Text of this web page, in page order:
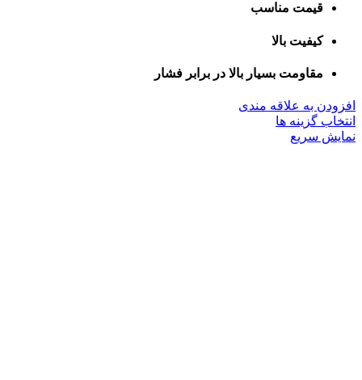
قیمت مناسب
کیفیت بالا
مقاومت بسیار بالا در برابر فشار
افزودن به علاقه مندی
انتخاب گزینه ها
نمایش سریع